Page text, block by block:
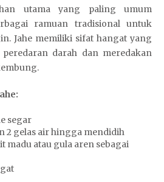
utama yang paling umum
ramuan tradisional untuk
Jahe memiliki sifat hangat yang
darah dan meredakan
segar
2 gelas air hingga mendidih
madu atau gula aren sebagai